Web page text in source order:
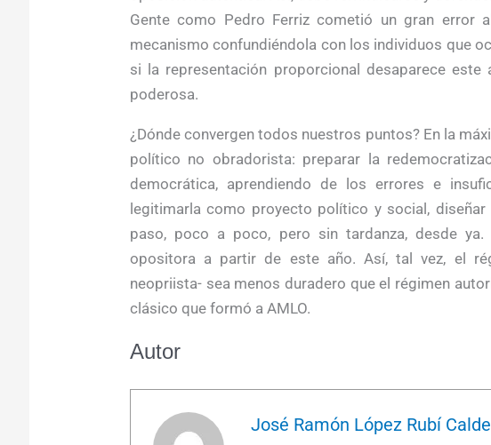
Gente como Pedro Ferriz cometió un gran error
mecanismo confundiéndola con los individuos que
si la representación proporcional desaparece este
poderosa.
¿Dónde convergen todos nuestros puntos? En la
político no obradorista: preparar la
democrática, aprendiendo de los errores e
legitimarla como proyecto político y social,
paso, poco a poco, pero sin tardanza, desde
opositora a partir de este año. Así, tal vez, el
neopriista- sea menos duradero que el régimen
clásico que formó a AMLO.
Autor
José Ramón López Rubí